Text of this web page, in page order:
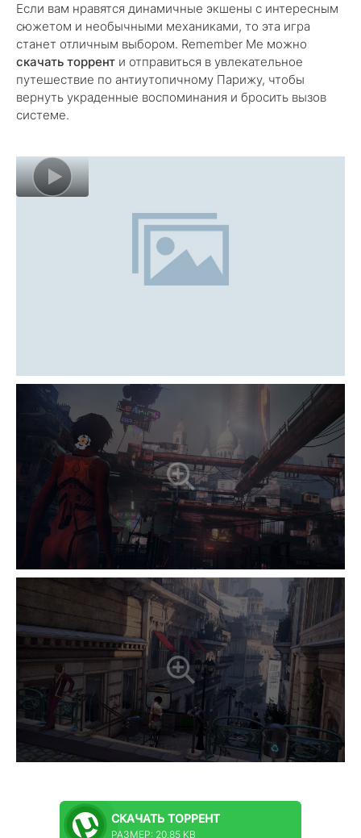
Если вам нравятся динамичные экшены с интересным
сюжетом и необычными механиками, то эта игра
станет отличным выбором. Remember Me можно
скачать торрент и отправиться в увлекательное
путешествие по антиутопичному Парижу, чтобы
вернуть украденные воспоминания и бросить вызов
системе.
СКАЧАТЬ ТОРРЕНТ
РАЗМЕР: 20.85 KB